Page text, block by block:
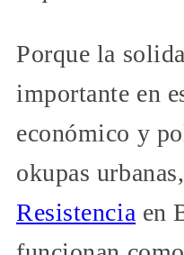
Porque la
importante en
económico y
okupas
Resistencia en